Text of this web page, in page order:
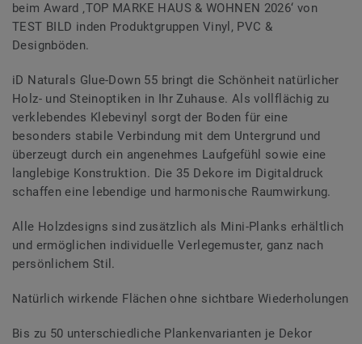
beim Award ‚TOP MARKE HAUS & WOHNEN 2026‘ von
TEST BILD inden Produktgruppen Vinyl, PVC &
Designböden.
iD Naturals Glue-Down 55 bringt die Schönheit natürlicher
Holz- und Steinoptiken in Ihr Zuhause. Als vollflächig zu
verklebendes Klebevinyl sorgt der Boden für eine
besonders stabile Verbindung mit dem Untergrund und
überzeugt durch ein angenehmes Laufgefühl sowie eine
langlebige Konstruktion. Die 35 Dekore im Digitaldruck
schaffen eine lebendige und harmonische Raumwirkung.
Alle Holzdesigns sind zusätzlich als Mini-Planks erhältlich
und ermöglichen individuelle Verlegemuster, ganz nach
persönlichem Stil.
Natürlich wirkende Flächen ohne sichtbare Wiederholungen
Bis zu 50 unterschiedliche Plankenvarianten je Dekor